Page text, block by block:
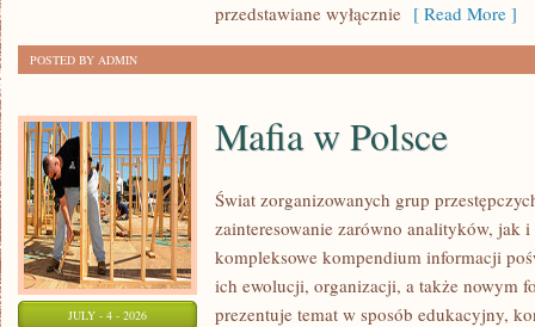
przedstawiane wyłącznie [ Read More ]
POSTED BY ADMIN
JULY - 4 - 2026
Mafia w Polsce
Świat zorganizowanych grup
zainteresowanie zarówno analityków, jak
kompleksowe kompendium informacji
ich ewolucji, organizacji, a także nowym
prezentuje temat w sposób edukacyjny,